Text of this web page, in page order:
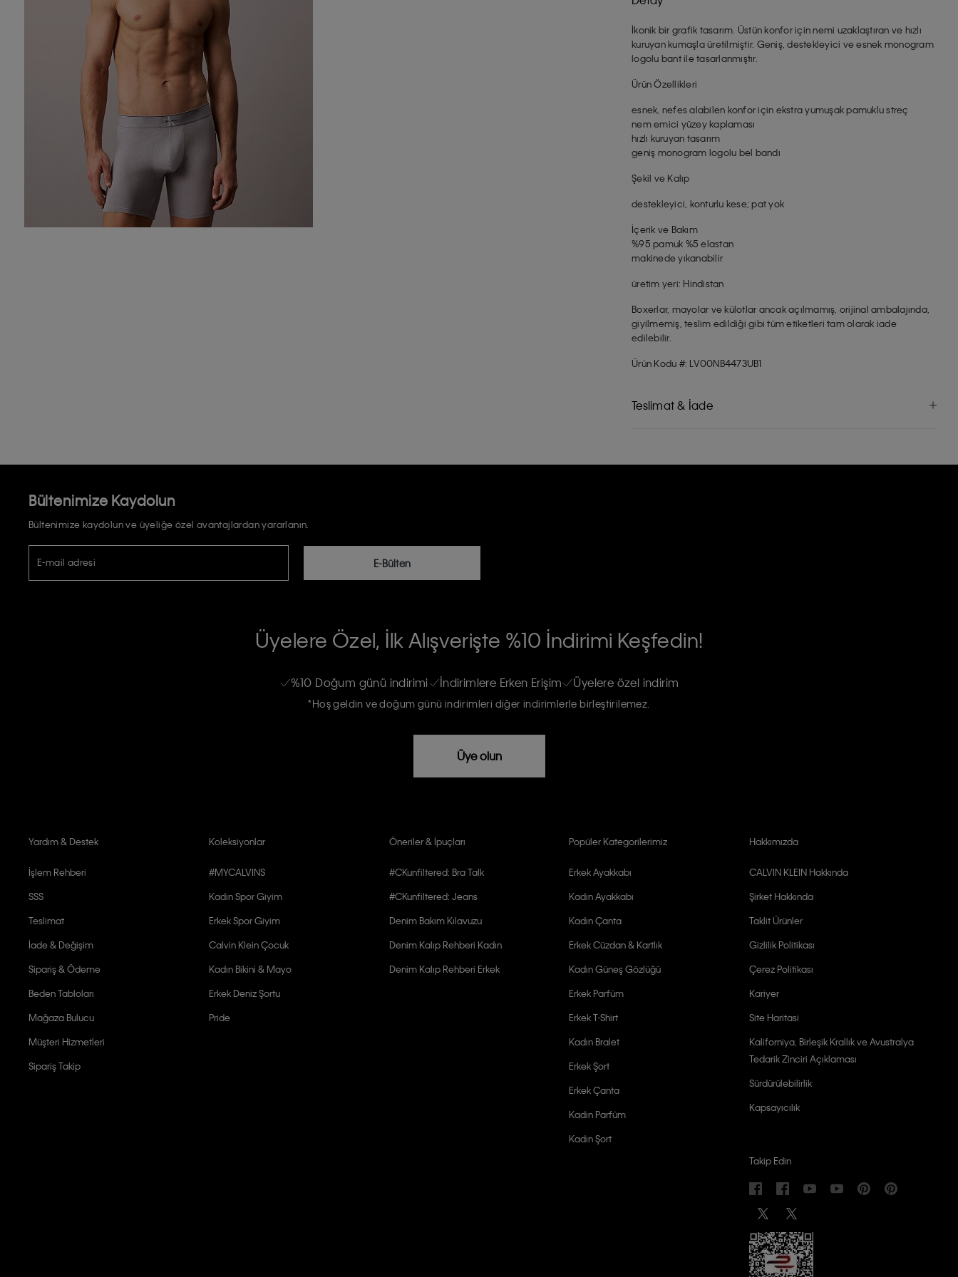
İkonik bir grafik tasarım. Üstün konfor için nemi uzaklaştıran ve hızlı
kuruyan kumaşla üretilmiştir. Geniş, destekleyici ve esnek monogram
logolu bant ile tasarlanmıştır.
Ürün Özellikleri
esnek, nefes alabilen konfor için ekstra yumuşak pamuklu streç
nem emici yüzey kaplaması
hızlı kuruyan tasarım
geniş monogram logolu bel bandı
Şekil ve Kalıp
destekleyici, konturlu kese; pat yok
İçerik ve Bakım
%95 pamuk %5 elastan
makinede yıkanabilir
üretim yeri: Hindistan
Boxerlar, mayolar ve külotlar ancak açılmamış, orijinal ambalajında,
giyilmemiş, teslim edildiği gibi tüm etiketleri tam olarak iade
edilebilir.
Ürün Kodu #: LV00NB4473UB1
Teslimat & İade
Bültenimize Kaydolun
Bültenimize kaydolun ve üyeliğe özel avantajlardan yararlanın.
E-mail adresi E-Bülten
Calvin Klein e-bültenine abone olarak, kişisel verilerimin Calvin Klein tarafına gönderileceğinin ve güncel ürün,
Üyelere Özel, İlk Alışverişte %10 İndirimi Keşfedin!
%10 Doğum günü indirimi İndirimlere Erken Erişim Üyelere özel indirim
*Hoş geldin ve doğum günü indirimleri diğer indirimlerle birleştirilemez.
Üye olun
Yardım & Destek
İşlem Rehberi
SSS
Teslimat
İade & Değişim
Sipariş & Ödeme
Beden Tabloları
Mağaza Bulucu
Müşteri Hizmetleri
Sipariş Takip
Koleksiyonlar
#MYCALVINS
Kadın Spor Giyim
Erkek Spor Giyim
Calvin Klein Çocuk
Kadın Bikini & Mayo
Erkek Deniz Şortu
Pride
Öneriler & İpuçları
#CKunfiltered: Bra Talk
#CKunfiltered: Jeans
Denim Bakım Kılavuzu
Denim Kalıp Rehberi Kadın
Denim Kalıp Rehberi Erkek
Popüler Kategorilerimiz
Erkek Ayakkabı
Kadın Ayakkabı
Kadın Çanta
Erkek Cüzdan & Kartlık
Kadın Güneş Gözlüğü
Erkek Parfüm
Erkek T-Shirt
Kadın Bralet
Erkek Şort
Erkek Çanta
Kadın Parfüm
Kadın Şort
Hakkımızda
CALVIN KLEIN Hakkında
Şirket Hakkında
Taklit Ürünler
Gizlilik Politikası
Çerez Politikası
Kariyer
Site Haritasi
Kaliforniya, Birleşik Krallık ve Avustralya
Tedarik Zinciri Açıklaması
Sürdürülebilirlik
Kapsayıcılık
Takip Edin